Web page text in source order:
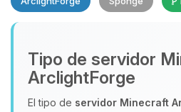
Tipo de servidor
ArclightForge
El tipo de servidor Minecraft